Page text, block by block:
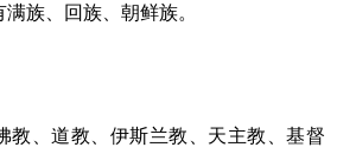
族、回族、朝鲜族。
、道教、伊斯兰教、天主教、基督